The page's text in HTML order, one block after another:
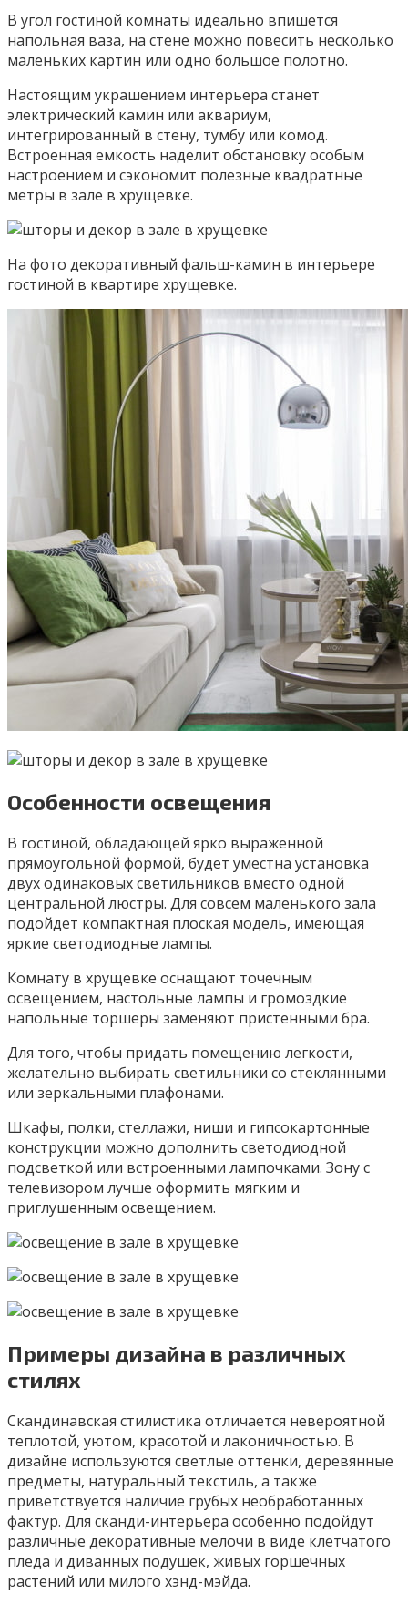
В угол гостиной комнаты идеально впишется
напольная ваза, на стене можно повесить несколько
маленьких картин или одно большое полотно.
Настоящим украшением интерьера станет
электрический камин или аквариум,
интегрированный в стену, тумбу или комод.
Встроенная емкость наделит обстановку особым
настроением и сэкономит полезные квадратные
метры в зале в хрущевке.
На фото декоративный фальш-камин в интерьере
гостиной в квартире хрущевке.
Особенности освещения
В гостиной, обладающей ярко выраженной
прямоугольной формой, будет уместна установка
двух одинаковых светильников вместо одной
центральной люстры. Для совсем маленького зала
подойдет компактная плоская модель, имеющая
яркие светодиодные лампы.
Комнату в хрущевке оснащают точечным
освещением, настольные лампы и громоздкие
напольные торшеры заменяют пристенными бра.
Для того, чтобы придать помещению легкости,
желательно выбирать светильники со стеклянными
или зеркальными плафонами.
Шкафы, полки, стеллажи, ниши и гипсокартонные
конструкции можно дополнить светодиодной
подсветкой или встроенными лампочками. Зону с
телевизором лучше оформить мягким и
приглушенным освещением.
Примеры дизайна в различных
стилях
Скандинавская стилистика отличается невероятной
теплотой, уютом, красотой и лаконичностью. В
дизайне используются светлые оттенки, деревянные
предметы, натуральный текстиль, а также
приветствуется наличие грубых необработанных
фактур. Для сканди-интерьера особенно подойдут
различные декоративные мелочи в виде клетчатого
пледа и диванных подушек, живых горшечных
растений или милого хэнд-мэйда.